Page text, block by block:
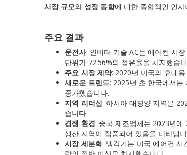
시장 규모와 성장 동향에 대한 종합적인 인
주요 결과
운전사: 인버터 기술 AC는 에어컨 시
단위가 72.56%의 점유율을 차지했습
주요 시장 제약: 2020년 미국의 휴대
새로운 트렌드: 2025년 초 한국에서는
증가했습니다.
지역 리더십: 아시아 태평양 지역은
습니다.
경쟁 환경: 중국 제조업체는 2023년
생산 지역이 집중되어 있음을 나타냅
시장 세분화: 냉각기는 미국 에어컨